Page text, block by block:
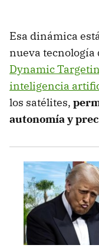
Esa dinámica
nueva tecnología
Dynamic
inteligencia
los satélites,
autonomía y